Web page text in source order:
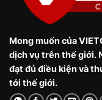
Mong muốn của
dịch vụ trên thế giới.
đạt đủ điều kiện và
tới thế giới.